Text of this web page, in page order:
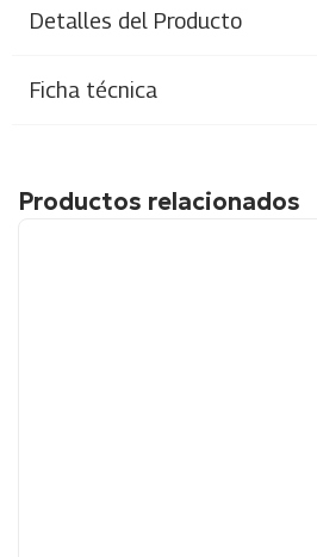
Detalles del Producto
Ficha técnica
Productos relacionados